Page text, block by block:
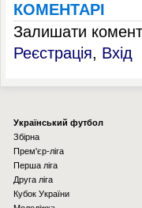
КОМЕНТАРІ
Залишати
Реєстрація, Вхід
Українcький футбол
Збірна
Прем'єр-ліга
Перша ліга
Друга ліга
Кубок України